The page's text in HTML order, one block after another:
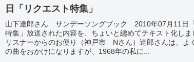
日「リクエスト特集」
山下達郎さん サンデーソングブック 2010年07月11日
特集」放送された内容を、ちょいと纏めてテキスト化し
リスナーからのお便り（神戸市 Nさん）達郎さんは、よ
の曲をおかけになりますが、1968年の私に...